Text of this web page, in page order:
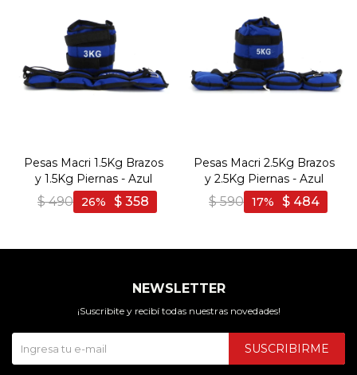
Pesas Macri 1.5Kg Brazos
y 1.5Kg Piernas - Azul
$ 490 $ 358
26
Pesas Macri 2.5Kg Brazos
y 2.5Kg Piernas - Azul
$ 590 $ 484
17
NEWSLETTER
¡Suscribite y recibí todas nuestras novedades!
SUSCRIBIRME